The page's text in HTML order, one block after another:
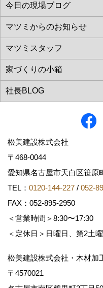
松美建設株式会社
〒468-0044
愛知県名古屋市天白区笹
TEL： 0120-144-227 / 052-
FAX：052-895-2950
＜営業時間＞8:30〜17:30
＜定休日＞日曜日、第2土
松美建設株式会社・木材加
〒4570021